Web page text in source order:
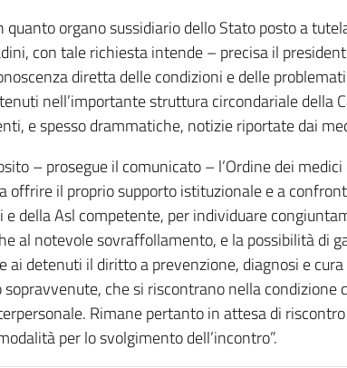
quanto organo sussidiario dello Stato posto a
con tale richiesta intende – precisa il
diretta delle condizioni e delle
nell’importante struttura circondariale della
e spesso drammatiche, notizie riportate dai
– prosegue il comunicato – l’Ordine dei
offrire il proprio supporto istituzionale e a
e della Asl competente, per individuare
al notevole sovraffollamento, e la possibilità di
ai detenuti il diritto a prevenzione, diagnosi e
sopravvenute, che si riscontrano nella condizione
Rimane pertanto in attesa di
per lo svolgimento dell’incontro”.